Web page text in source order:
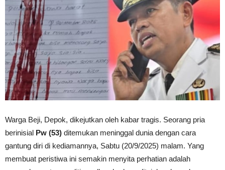
Warga Beji, Depok, dikejutkan oleh kabar tragis. Seorang pria
berinisial Pw (53) ditemukan meninggal dunia dengan cara
gantung diri di kediamannya, Sabtu (20/9/2025) malam. Yang
membuat peristiwa ini semakin menyita perhatian adalah